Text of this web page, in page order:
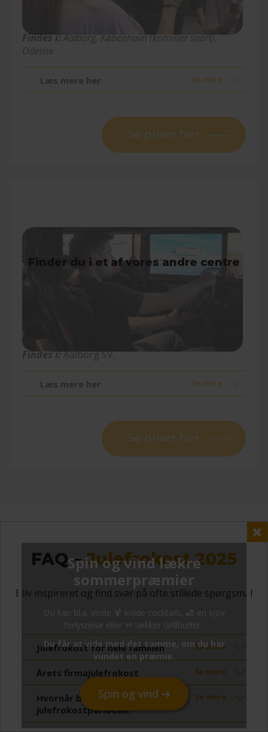
Findes i: Aalborg, København (kommer snart),
Odense
Se mere
Læs mere her
Se priser her
Findes i:Aalborg SV,
Se mere
Læs mere her
Se priser her
FAQ –Julefrokost 2025
Bliv inspireret og find svar på ofte stillede spørgsmål
Se mere
Julefrokost for hele familien
Se mere
Årets firmajulefrokost
Se mere
Hvornår begynder
julefrokostperioden?